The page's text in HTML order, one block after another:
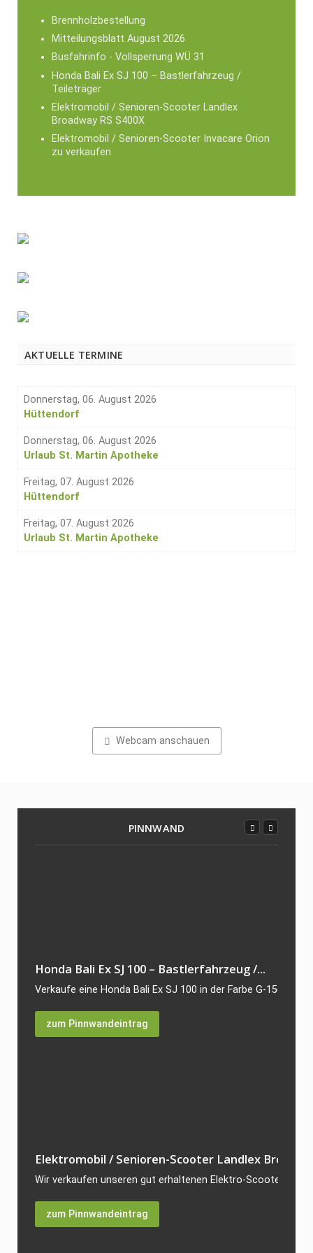
Brennholzbestellung
Mitteilungsblatt August 2026
Busfahrinfo - Vollsperrung WÜ 31
Honda Bali Ex SJ 100 – Bastlerfahrzeug /
Teileträger
Elektromobil / Senioren-Scooter Landlex
Broadway RS S400X
Elektromobil / Senioren-Scooter Invacare Orion
zu verkaufen
AKTUELLE TERMINE
Donnerstag, 06. August 2026
Hüttendorf
Donnerstag, 06. August 2026
Urlaub St. Martin Apotheke
Freitag, 07. August 2026
Hüttendorf
Freitag, 07. August 2026
Urlaub St. Martin Apotheke
Webcam anschauen
PINNWAND
Honda Bali Ex SJ 100 – Bastlerfahrzeug /...
Verkaufe eine Honda Bali Ex SJ 100 in der Farbe G-156P.
zum Pinnwandeintrag
Elektromobil / Senioren-Scooter Landlex
Wir verkaufen unseren gut erhaltenen Elektro-Scooter
zum Pinnwandeintrag